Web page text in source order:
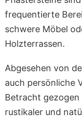
frequentierte
schwere Möbel
Holzterrassen.
Abgesehen von
auch persönliche
Betracht gezogen
rustikaler und